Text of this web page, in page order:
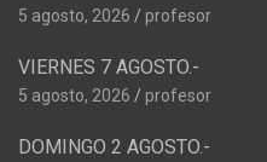
5 agosto, 2026 profesor
VIERNES 7 AGOSTO.-
5 agosto, 2026 profesor
DOMINGO 2 AGOSTO.-